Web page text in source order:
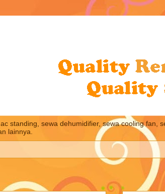
standing, sewa dehumidifier, sewa cooling fan,
lainnya.